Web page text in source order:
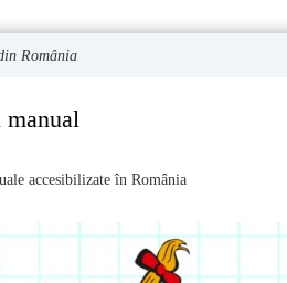
România
manual
accesibilizate în România